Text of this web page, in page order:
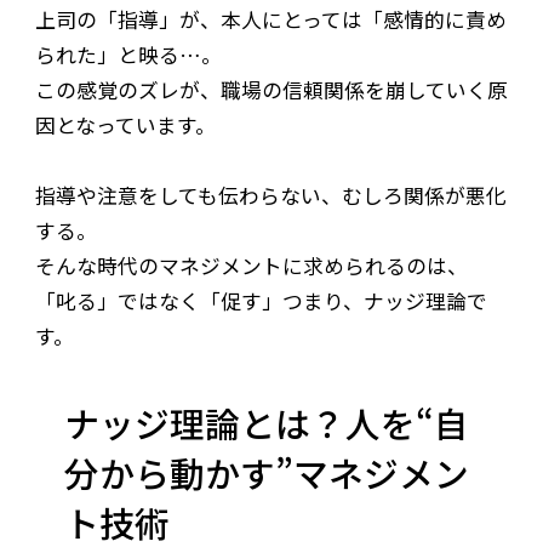
上司の「指導」が、本人にとっては「感情的に責め
られた」と映る…。
この感覚のズレが、職場の信頼関係を崩していく原
因となっています。
指導や注意をしても伝わらない、むしろ関係が悪化
する。
そんな時代のマネジメントに求められるのは、
「叱る」ではなく「促す」つまり、ナッジ理論で
す。
ナッジ理論とは？人を“自
分から動かす”マネジメン
ト技術